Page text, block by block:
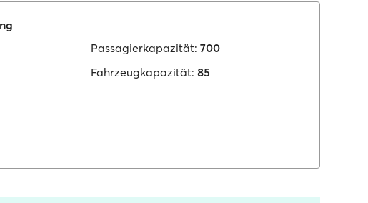
Passagierkapazität: 700
Fahrzeugkapazität: 85